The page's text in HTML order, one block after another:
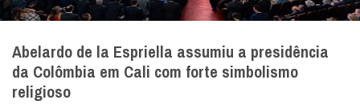
Abelardo de la Espriella assumiu a presidência
da Colômbia em Cali com forte simbolismo
religioso